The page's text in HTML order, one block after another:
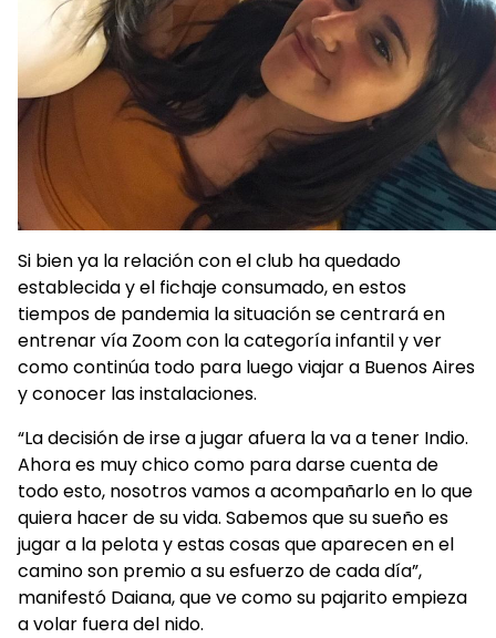
Si bien ya la relación con el club ha quedado
establecida y el fichaje consumado, en estos
tiempos de pandemia la situación se centrará en
entrenar vía Zoom con la categoría infantil y ver
como continúa todo para luego viajar a Buenos Aires
y conocer las instalaciones.
“La decisión de irse a jugar afuera la va a tener Indio.
Ahora es muy chico como para darse cuenta de
todo esto, nosotros vamos a acompañarlo en lo que
quiera hacer de su vida. Sabemos que su sueño es
jugar a la pelota y estas cosas que aparecen en el
camino son premio a su esfuerzo de cada día”,
manifestó Daiana, que ve como su pajarito empieza
a volar fuera del nido.